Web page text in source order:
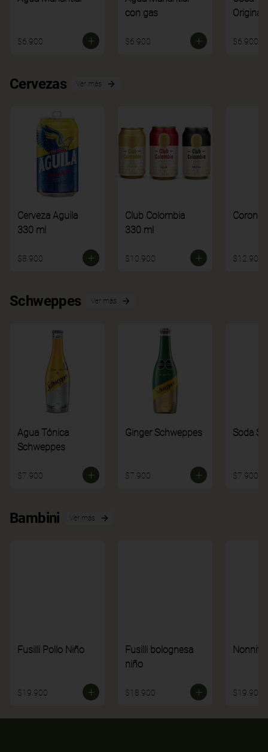
$6.900
con gas
$6.900
Original
$6.900
Cervezas Ver más
Cerveza Aguila
330 ml
$8.900
Club Colombia
330 ml
$10.900
Corona
$12.900
Schweppes Ver más
Agua Tónica
Schweppes
$7.900
Ginger Schweppes
$7.900
Soda
$7.900
Bambini Ver más
Fusilli Pollo Niño
$19.900
Fusilli bolognesa
niño
$18.900 $19.900